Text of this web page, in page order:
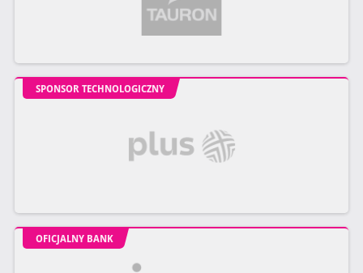
SPONSOR TECHNOLOGICZNY
OFICJALNY BANK